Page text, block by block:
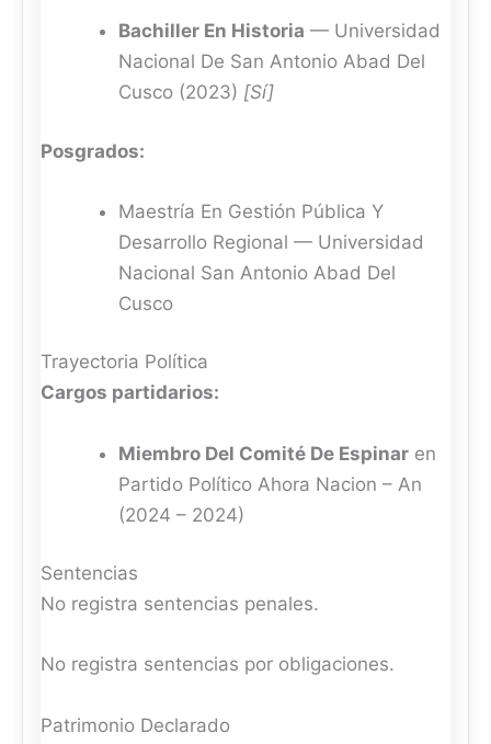
Bachiller En Historia — Universidad
Nacional De San Antonio Abad Del
Cusco (2023) [Sí]
Posgrados:
Maestría En Gestión Pública Y
Desarrollo Regional — Universidad
Nacional San Antonio Abad Del
Cusco
Trayectoria Política
Cargos partidarios:
Miembro Del Comité De Espinar en
Partido Político Ahora Nacion – An
(2024 – 2024)
Sentencias
No registra sentencias penales.
No registra sentencias por obligaciones.
Patrimonio Declarado